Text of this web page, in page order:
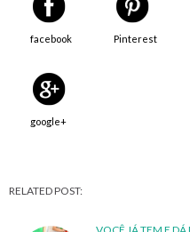
facebook Pinterest
google+
RELATED POST: